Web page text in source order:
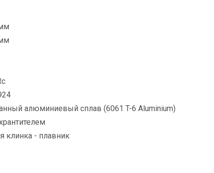
алюминиевый сплав (6061 T-6 Aluminium)
клинка - плавник